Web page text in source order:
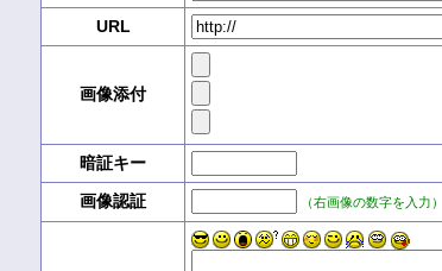
URL
画像添付
暗証キー
画像認証
（右画像の数字を入力）